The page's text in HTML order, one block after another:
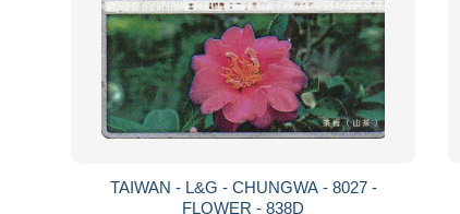
TAIWAN - L&G - CHUNGWA - 8027 -
FLOWER - 838D